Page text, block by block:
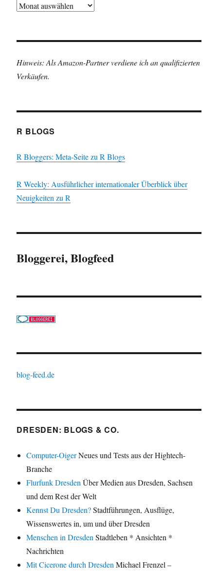
Archiv
Hinweis: Als Amazon-Partner verdiene ich an qualifizierten
Verkäufen.
R BLOGS
R Bloggers: Meta-Seite zu R Blogs
R Weekly: Ausführlicher internationaler Überblick über
Neuigkeiten zu R
Bloggerei, Blogfeed
blog-feed.de
DRESDEN: BLOGS & CO.
Computer-OigerNeues und Tests aus der Hightech-
Branche
Flurfunk Dresden Über Medien aus Dresden, Sachsen
und dem Rest der Welt
Kennst Du Dresden?Stadtführungen, Ausflüge,
Wissenswertes in, um und über Dresden
Menschen in Dresden Stadtleben * Ansichten *
Nachrichten
Mit Cicerone durch Dresden Michael Frenzel –